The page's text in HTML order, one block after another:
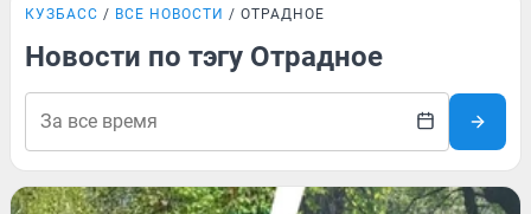
КУЗБАСС ВСЕ НОВОСТИ ОТРАДНОЕ
Новости по тэгу Отрадное